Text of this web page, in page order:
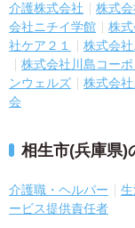
介護株式会社
株式
会社ニチイ学館
株
社ケア２１
株式会
株式会社川島コー
ンウェルズ
株式会
会
相生市(兵庫県)
介護職・ヘルパー
ービス提供責任者